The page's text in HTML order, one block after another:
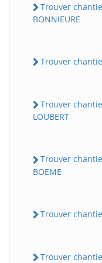
Trouver
BONNIEURE
Trouver
Trouver
LOUBERT
Trouver
BOEME
Trouver
Trouver